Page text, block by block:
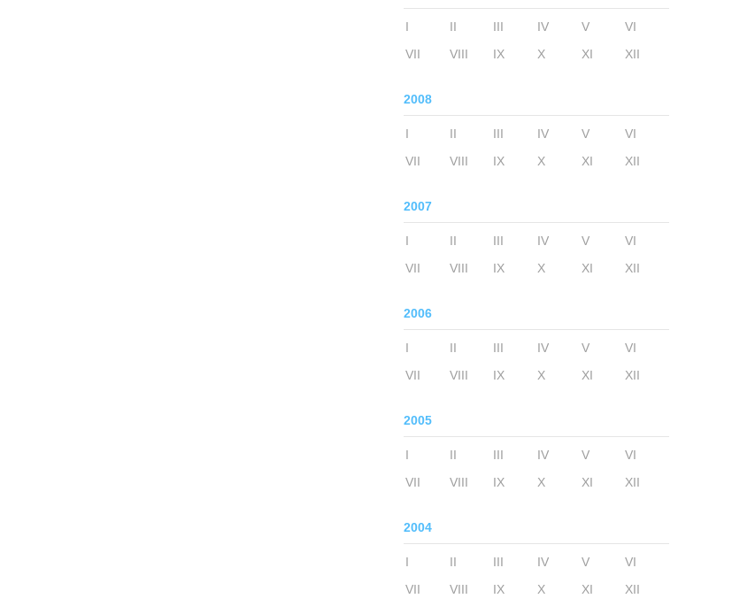
I II III IV V
VI
VII
VIII IX X XI XII
2008
I II III IV V
VI
VII
VIII IX X XI XII
2007
I II III IV V
VI
VII
VIII IX X XI XII
2006
I II III IV V
VI
VII
VIII IX X XI XII
2005
I II III IV V
VI
VII
VIII IX X XI XII
2004
I II III IV V
VI
VII
VIII IX X XI XII